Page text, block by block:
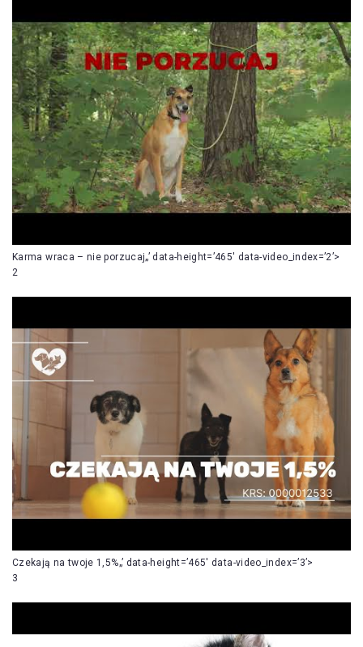
Karma wraca – nie porzucaj„’ data-height=’465′ data-video_index=’2’>
2
Czekają na twoje 1,5%„’ data-height=’465′ data-video_index=’3’>
3